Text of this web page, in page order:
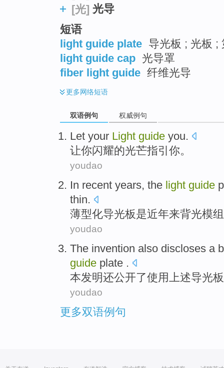
[光] 光导
短语
light guide plate 导光板 ; 光板 ;
light guide cap 光导罩
fiber light guide 纤维光导
更多网络短语
双语例句 权威例句
Let your Light guide you.
让你闪耀的光芒指引 你。
youdao
In recent years, the light guide
thin.
薄型化导光板是近年来背光模组
youdao
The invention also discloses a
guide plate .
本发明还公开了使用上述导光板
youdao
更多双语例句